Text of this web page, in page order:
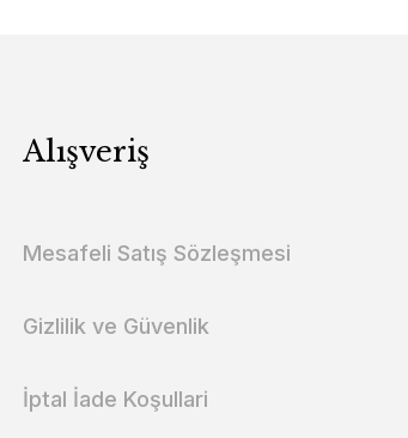
Alışveriş
Mesafeli Satış Sözleşmesi
Gizlilik ve Güvenlik
İptal İade Koşullari